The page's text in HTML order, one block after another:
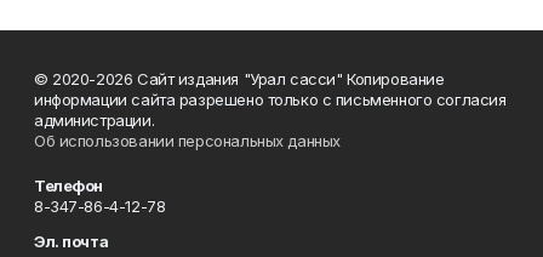
© 2020-2026 Сайт издания "Урал сасси" Копирование
информации сайта разрешено только с письменного согласия
администрации.
Об использовании персональных данных
Телефон
8-347-86-4-12-78
Эл. почта